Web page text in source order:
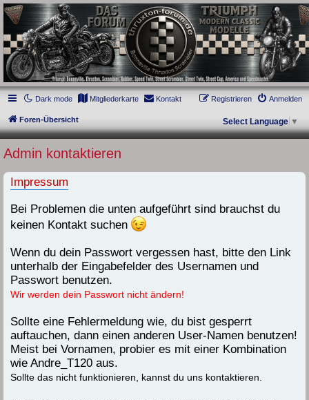
thruxton-forum.de
DAS FORUM! Alles rund um die Triumph Modern Classic Modelle. Das Forum für
die New Bonneville Baureihen ab BJ 2001. Triumph Bonneville, Thruxton,
Scrambler, Bobber, Speed Twin, Street Scrambler, Street Twin, Street Cup, America
und Speedmaster.
Dark mode
Mitgliederkarte Kontakt Anmelden
Registrieren
Foren-Übersicht Select Language ▼
Admin kontaktieren
Impressum
Bei Problemen die unten aufgeführt sind brauchst du
keinen Kontakt suchen
Wenn du dein Passwort vergessen hast, bitte den Link
unterhalb der Eingabefelder des Usernamen und
Passwort benutzen.
Wir werden dein Passwort nicht ändern!
Sollte eine Fehlermeldung wie, du bist gesperrt
auftauchen, dann einen anderen User-Namen benutzen!
Meist bei Vornamen, probier es mit einer Kombination
wie Andre_T120 aus.
Sollte das nicht funktionieren, kannst du uns kontaktieren.